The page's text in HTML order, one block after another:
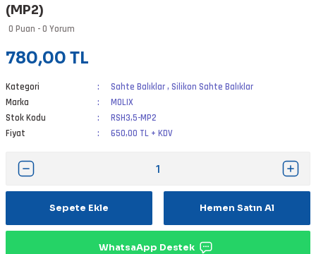
(MP2)
0 Puan - 0 Yorum
780,00 TL
Kategori Sahte Balıklar , Silikon Sahte Balıklar
Marka
MOLIX
Stok Kodu
RSH3,5-MP2
Fiyat
650,00 TL + KDV
Sepete Ekle Hemen Satın Al
WhatsaApp Destek